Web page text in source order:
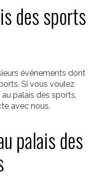
des sports
événements dont
Si vous voulez
palais des sports,
avec nous.
palais des